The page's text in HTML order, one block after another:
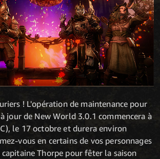
! L'opération de maintenance pour
jour de New World 3.0.1 commencera à
le 17 octobre et durera environ
vous en certains de vos personnages
Thorpe pour fêter la saison